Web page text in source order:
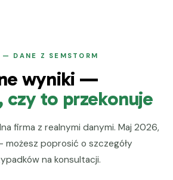
DANE Z SEMSTORM
wyniki —
czy to przekonuje
firma z realnymi danymi. Maj 2026,
możesz poprosić o szczegóły
na konsultacji.